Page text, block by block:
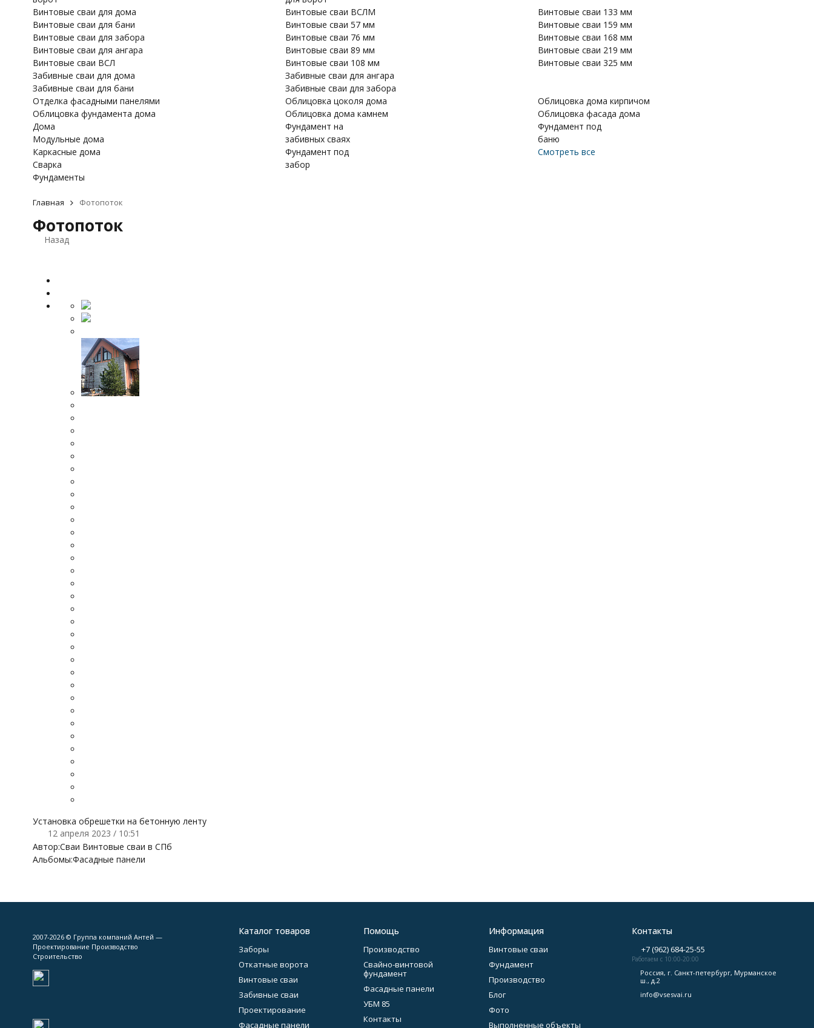
Винтовые сваи для дома
Винтовые сваи для бани
Винтовые сваи для забора
Винтовые сваи для ангара
Винтовые сваи ВСЛ
Винтовые сваи ВСЛМ
Винтовые сваи 57 мм
Винтовые сваи 76 мм
Винтовые сваи 89 мм
Винтовые сваи 108 мм
Винтовые сваи 133 мм
Винтовые сваи 159 мм
Винтовые сваи 168 мм
Винтовые сваи 219 мм
Винтовые сваи 325 мм
Забивные сваи для дома
Забивные сваи для бани
Забивные сваи для ангара
Забивные сваи для забора
Отделка фасадными панелями
Облицовка фундамента дома
Облицовка цоколя дома
Облицовка дома камнем
Облицовка дома кирпичом
Облицовка фасада дома
Дома
Модульные дома
Каркасные дома
Сварка
Фундаменты
Фундамент на
забивных сваях
Фундамент под
забор
Фундамент под
баню
Смотреть все
Главная Фотопоток
Фотопоток
Назад
Установка обрешетки на бетонную ленту
12 апреля 2023 / 10:51
Автор:Сваи Винтовые сваи в СПб
Альбомы:Фасадные панели
2007-2026 © Группа компаний Антей —
Проектирование Производство
Строительство
Каталог товаров
Заборы
Откатные ворота
Винтовые сваи
Забивные сваи
Проектирование
Фасадные панели
Помощь
Производство
Свайно-винтовой
фундамент
Фасадные панели
УБМ 85
Контакты
Информация
Винтовые сваи
Фундамент
Производство
Блог
Фото
Выполненные объекты
Контакты
+7 (962) 684-25-55
Работаем с 10:00-20:00
Россия, г. Санкт-петербург, Мурманское
ш., д.2
info@vsesvai.ru